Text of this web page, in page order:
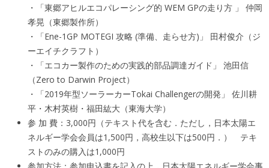
・「東郷アヒルエコパレーシング的 WEM GPの走り方 」 仲岡
孝晃（東郷製作所）
・「Ene-1GP MOTEGI 攻略 (準備、走らせ方)」 田村俊介（ジ
ーエイチクラフト）
・「エコカー製作のための実践的部品調達ガイド」 池田信
（Zero to Darwin Project）
・「2019年型ソーラーカーTokai Challengerの開発」 佐川耕
平・木村英樹・福田紘大（東海大学）
参 加 費：3,000円（テキスト代を含む．ただし，日本太陽エ
ネルギー学会会員は1,500円，高校生以下は500円．） テキ
ストのみの購入は1,000円